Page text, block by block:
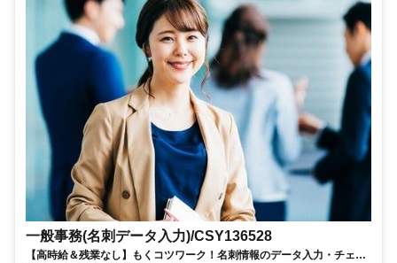
一般事務(名刺データ入力)/CSY136528
【高時給＆残業なし】もくコツワーク！名刺情報のデータ入力・チェッ